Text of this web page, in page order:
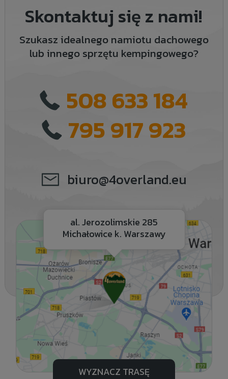
Skontaktuj się z nami!
Szukasz idealnego namiotu dachowego
lub innego sprzętu kempingowego?
508 633 184
795 917 923
biuro@4overland.eu
al. Jerozolimskie 285
Michałowice k. Warszawy
WYZNACZ TRASĘ